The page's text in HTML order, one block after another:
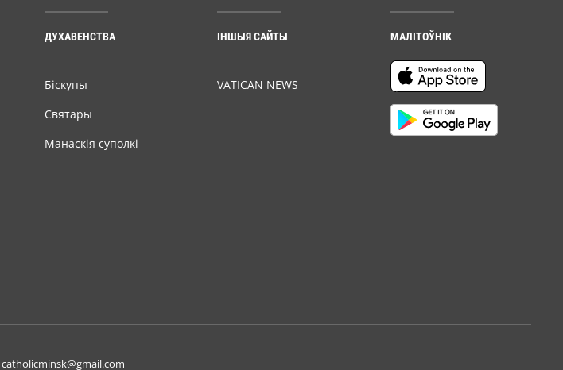
ДУХАВЕНСТВА
Біскупы
Святары
Манаскія суполкі
ІНШЫЯ САЙТЫ
VATICAN NEWS
МАЛІТОЎНІК
catholicminsk@gmail.com